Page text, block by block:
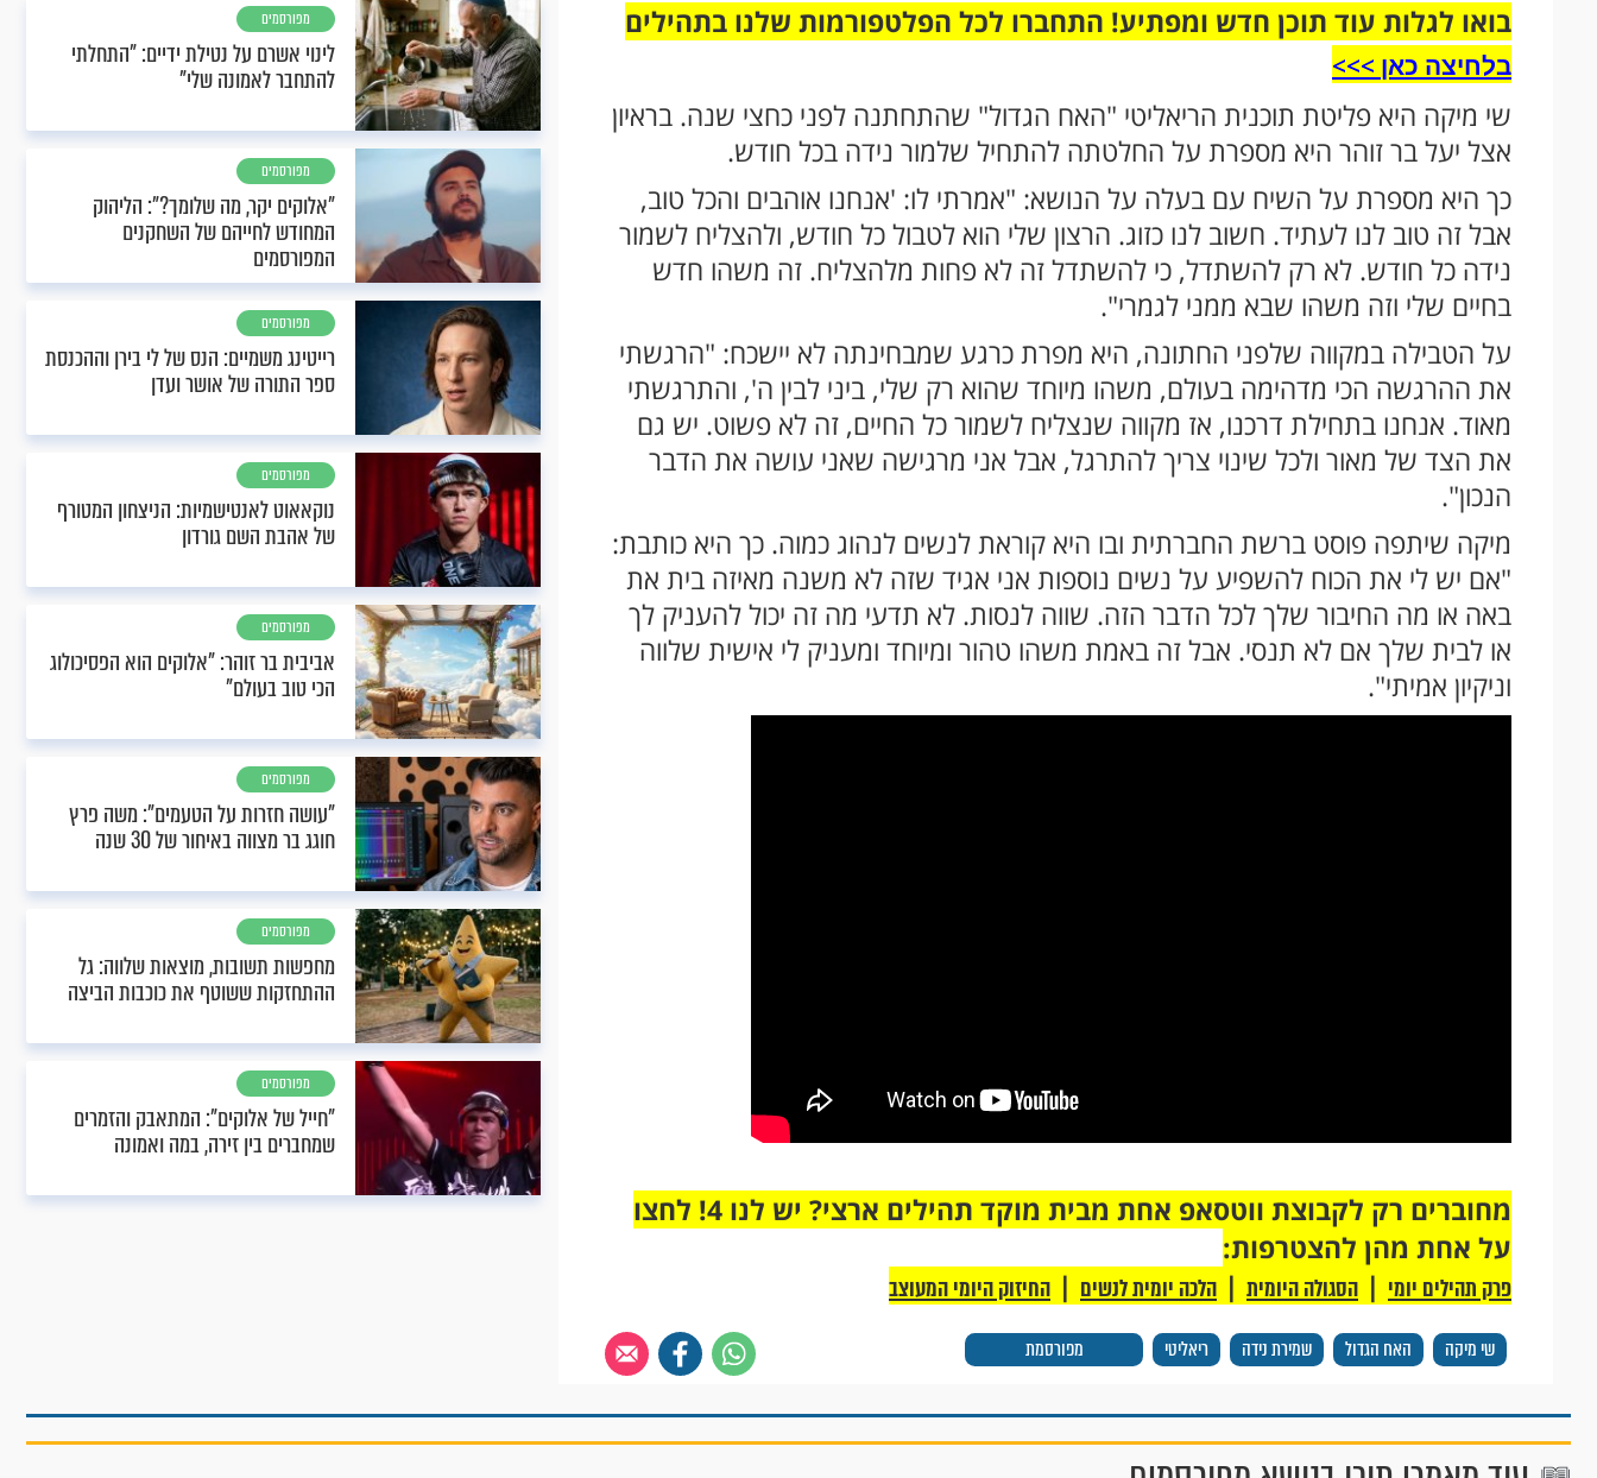
בואו לגלות עוד תוכן חדש ומפתיע! התחברו לכל הפלטפורמות שלנו בתהילים
בלחיצה כאן >>>​
שי מיקה היא פליטת תוכנית הריאליטי "האח הגדול" שהתחתנה לפני כחצי שנה. בראיון
אצל יעל בר זוהר היא מספרת על החלטתה להתחיל שלמור נידה בכל חודש.
כך היא מספרת על השיח עם בעלה על הנושא: "אמרתי לו: 'אנחנו אוהבים והכל טוב,
אבל זה טוב לנו לעתיד. חשוב לנו כזוג. הרצון שלי הוא לטבול כל חודש, ולהצליח לשמור
נידה כל חודש. לא רק להשתדל, כי להשתדל זה לא פחות מלהצליח. זה משהו חדש
בחיים שלי וזה משהו שבא ממני לגמרי".
על הטבילה במקווה שלפני החתונה, היא מפרת כרגע שמבחינתה לא יישכח: "הרגשתי
את ההרגשה הכי מדהימה בעולם, משהו מיוחד שהוא רק שלי, ביני לבין ה', והתרגשתי
מאוד. אנחנו בתחילת דרכנו, אז מקווה שנצליח לשמור כל החיים, זה לא פשוט. יש גם
את הצד של מאור ולכל שינוי צריך להתרגל, אבל אני מרגישה שאני עושה את הדבר
הנכון".
מיקה שיתפה פוסט ברשת החברתית ובו היא קוראת לנשים לנהוג כמוה. כך היא כותבת:
"אם יש לי את הכוח להשפיע על נשים נוספות אני אגיד שזה לא משנה מאיזה בית את
באה או מה החיבור שלך לכל הדבר הזה. שווה לנסות. לא תדעי מה זה יכול להעניק לך
או לבית שלך אם לא תנסי. אבל זה באמת משהו טהור ומיוחד ומעניק לי אישית שלווה
וניקיון אמיתי".
שי מיקה האח הגדול שמירת נידה ריאליטי מפורסמת
מחוברים רק לקבוצת ווטסאפ אחת מבית מוקד תהילים ארצי? יש לנו 4! לחצו
על אחת מהן להצטרפות:
פרק תהילים יומי | הסגולה היומית | הלכה יומית לנשים | החיזוק היומי המעוצב
מפורסמים
לינוי אשרם על נטילת ידיים: "התחלתי
להתחבר לאמונה שלי"
מפורסמים
"אלוקים יקר, מה שלומך?": הליהוק
המחודש לחייהם של השחקנים
המפורסמים
מפורסמים
רייטינג משמיים: הנס של לי בירן וההכנסת
ספר התורה של אושר ועדן
מפורסמים
נוקאאוט לאנטישמיות: הניצחון המטורף
של אהבת השם גורדון
מפורסמים
אביבית בר זוהר: "אלוקים הוא הפסיכולוג
הכי טוב בעולם"
מפורסמים
"עושה חזרות על הטעמים": משה פרץ
חוגג בר מצווה באיחור של 30 שנה
מפורסמים
מחפשות תשובות, מוצאות שלווה: גל
ההתחזקות ששוטף את כוכבות הביצה
מפורסמים
"חייל של אלוקים": המתאבק והזמרים
שמחברים בין זירה, במה ואמונה